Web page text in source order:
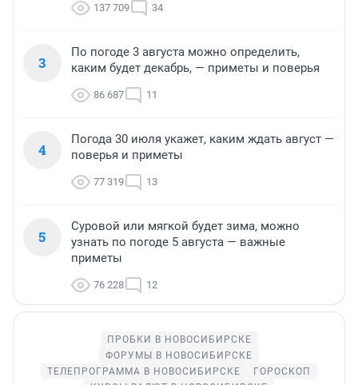
137 709 34
3
По погоде 3 августа можно определить,
каким будет декабрь, — приметы и поверья
86 687 11
4
Погода 30 июля укажет, каким ждать август —
поверья и приметы
77 319 13
5
Суровой или мягкой будет зима, можно
узнать по погоде 5 августа — важные
приметы
76 228 12
ПРОБКИ В НОВОСИБИРСКЕ
ФОРУМЫ В НОВОСИБИРСКЕ
ТЕЛЕПРОГРАММА В НОВОСИБИРСКЕ
ГОРОСКОП